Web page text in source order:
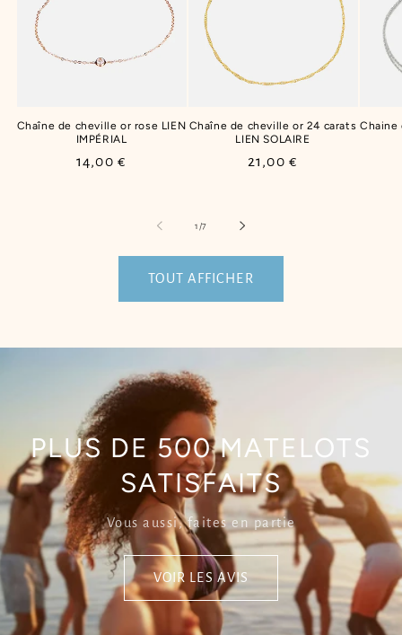
Chaîne de cheville or rose LIEN
IMPÉRIAL
Prix
14,00 €
Chaîne de cheville or 24 carats
LIEN SOLAIRE
Prix
21,00 €
Chaine
1 /de
7
TOUT AFFICHER
PLUS DE 500 MATELOTS
SATISFAITS
Vous aussi, faites en partie
VOIR LES AVIS